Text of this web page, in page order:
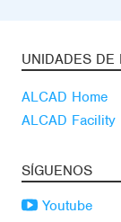
UNIDADES DE
ALCAD Home
ALCAD Facility
SÍGUENOS
Youtube